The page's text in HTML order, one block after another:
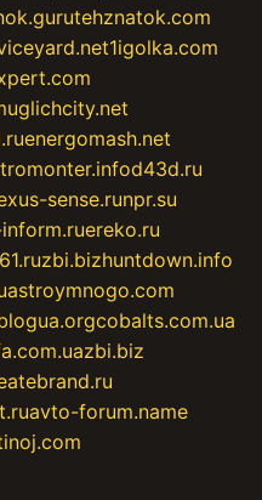
tehznatok.com
1igolka.com
uglichcity.net
energomash.net
d43d.ru
sense.runpr.su
ereko.ru
zbi.bizhuntdown.info
stroymnogo.com
cobalts.com.ua
zbi.biz
avto-forum.name